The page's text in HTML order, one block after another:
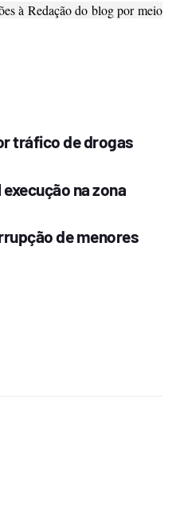
à Redação do blog por meio
tráfico de drogas
na zona
de menores